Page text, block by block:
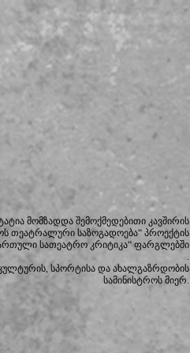
მომზადდა შემოქმედებითი კავშირის
თეატრალური საზოგადოება“ პროექტის
სათეატრო კრიტიკა“ ფარგლებში
.
სპორტისა და ახალგაზრდობის
სამინისტროს მიერ.